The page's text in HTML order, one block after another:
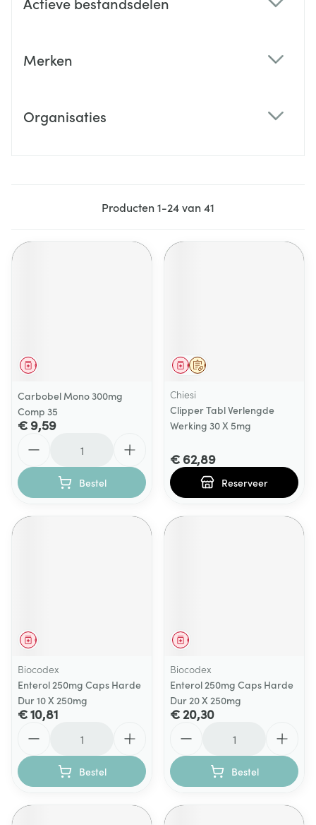
Merken
Organisaties
Producten1-24van41
Geneesmiddel
Carbobel Mono 300mg
Comp 35
€ 9,59
Bestel
Op voorschrift
Geneesmiddel
Chiesi
Clipper Tabl Verlengde
Werking 30 X 5mg
€ 62,89
Reserveer
Geneesmiddel
Biocodex
Enterol 250mg Caps Harde
Dur 10 X 250mg
€ 10,81
Bestel
Geneesmiddel
Biocodex
Enterol 250mg Caps Harde
Dur 20 X 250mg
€ 20,30
Bestel